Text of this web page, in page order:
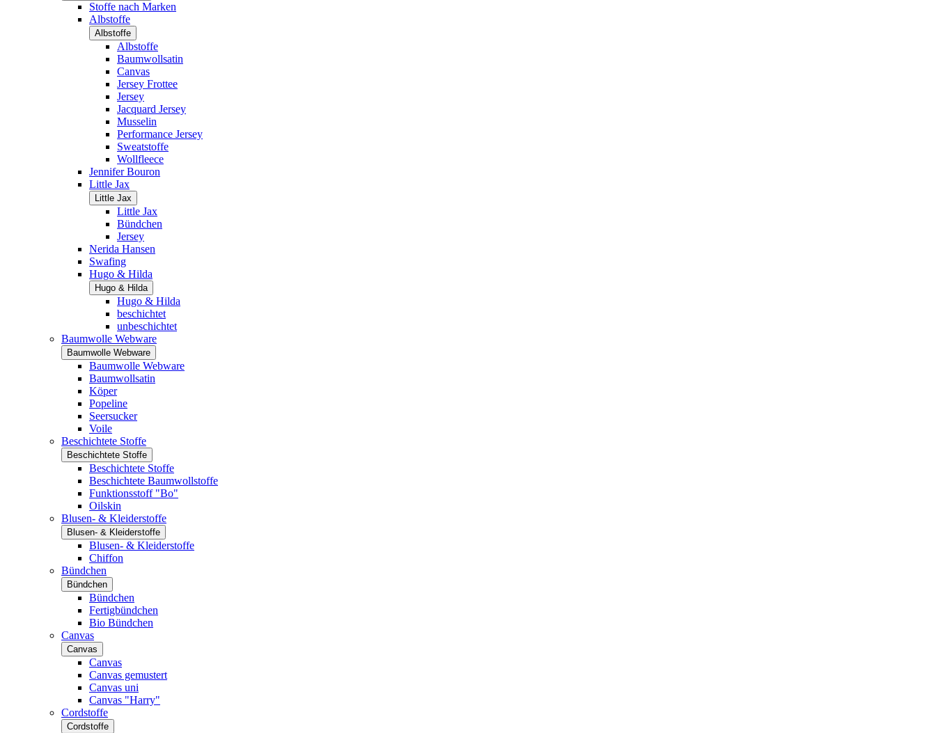
Stoffe nach Marken
Albstoffe
Albstoffe
Albstoffe
Baumwollsatin
Canvas
Jersey Frottee
Jersey
Jacquard Jersey
Musselin
Performance Jersey
Sweatstoffe
Wollfleece
Jennifer Bouron
Little Jax
Little Jax
Little Jax
Bündchen
Jersey
Nerida Hansen
Swafing
Hugo & Hilda
Hugo & Hilda
Hugo & Hilda
beschichtet
unbeschichtet
Baumwolle Webware
Baumwolle Webware
Baumwolle Webware
Baumwollsatin
Köper
Popeline
Seersucker
Voile
Beschichtete Stoffe
Beschichtete Stoffe
Beschichtete Stoffe
Beschichtete Baumwollstoffe
Funktionsstoff "Bo"
Oilskin
Blusen- & Kleiderstoffe
Blusen- & Kleiderstoffe
Blusen- & Kleiderstoffe
Chiffon
Bündchen
Bündchen
Bündchen
Fertigbündchen
Bio Bündchen
Canvas
Canvas
Canvas
Canvas gemustert
Canvas uni
Canvas "Harry"
Cordstoffe
Cordstoffe